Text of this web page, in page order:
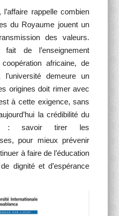
rappelle combien
du Royaume jouent un
des valeurs.
de l’enseignement
africaine, de
l’université demeure un
origines doit rimer avec
à cette exigence, sans
la crédibilité du
: savoir tirer les
pour mieux prévenir
à faire de l’éducation
dignité et d’espérance